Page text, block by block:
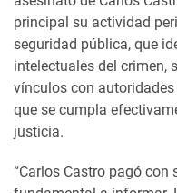
principal su actividad
seguridad pública, que
intelectuales del crimen,
vínculos con
que se cumpla
justicia.
“Carlos Castro pagó con